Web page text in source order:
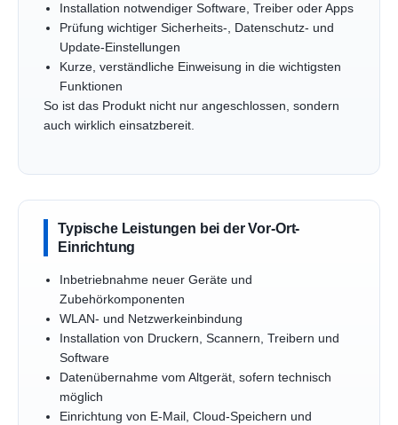
Installation notwendiger Software, Treiber oder Apps
Prüfung wichtiger Sicherheits-, Datenschutz- und
Update-Einstellungen
Kurze, verständliche Einweisung in die wichtigsten
Funktionen
So ist das Produkt nicht nur angeschlossen, sondern
auch wirklich einsatzbereit.
Typische Leistungen bei der Vor-Ort-
Einrichtung
Inbetriebnahme neuer Geräte und
Zubehörkomponenten
WLAN- und Netzwerkeinbindung
Installation von Druckern, Scannern, Treibern und
Software
Datenübernahme vom Altgerät, sofern technisch
möglich
Einrichtung von E-Mail, Cloud-Speichern und